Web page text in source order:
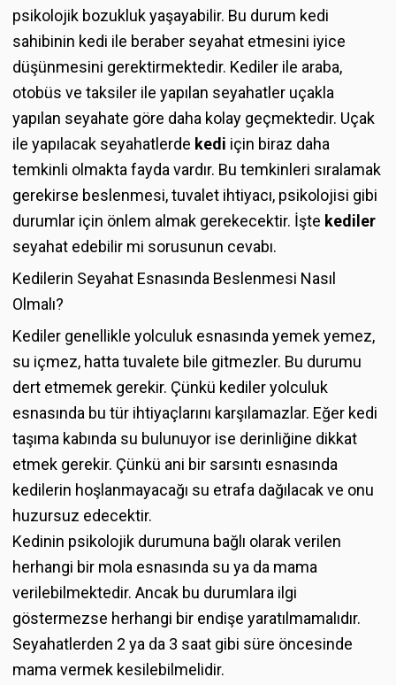
psikolojik bozukluk yaşayabilir. Bu durum kedi
sahibinin kedi ile beraber seyahat etmesini iyice
düşünmesini gerektirmektedir. Kediler ile araba,
otobüs ve taksiler ile yapılan seyahatler uçakla
yapılan seyahate göre daha kolay geçmektedir. Uçak
ile yapılacak seyahatlerde kedi için biraz daha
temkinli olmakta fayda vardır. Bu temkinleri sıralamak
gerekirse beslenmesi, tuvalet ihtiyacı, psikolojisi gibi
durumlar için önlem almak gerekecektir. İşte kediler
seyahat edebilir mi sorusunun cevabı.
Kedilerin Seyahat Esnasında Beslenmesi Nasıl
Olmalı?
Kediler genellikle yolculuk esnasında yemek yemez,
su içmez, hatta tuvalete bile gitmezler. Bu durumu
dert etmemek gerekir. Çünkü kediler yolculuk
esnasında bu tür ihtiyaçlarını karşılamazlar. Eğer kedi
taşıma kabında su bulunuyor ise derinliğine dikkat
etmek gerekir. Çünkü ani bir sarsıntı esnasında
kedilerin hoşlanmayacağı su etrafa dağılacak ve onu
huzursuz edecektir.
Kedinin psikolojik durumuna bağlı olarak verilen
herhangi bir mola esnasında su ya da mama
verilebilmektedir. Ancak bu durumlara ilgi
göstermezse herhangi bir endişe yaratılmamalıdır.
Seyahatlerden 2 ya da 3 saat gibi süre öncesinde
mama vermek kesilebilmelidir.